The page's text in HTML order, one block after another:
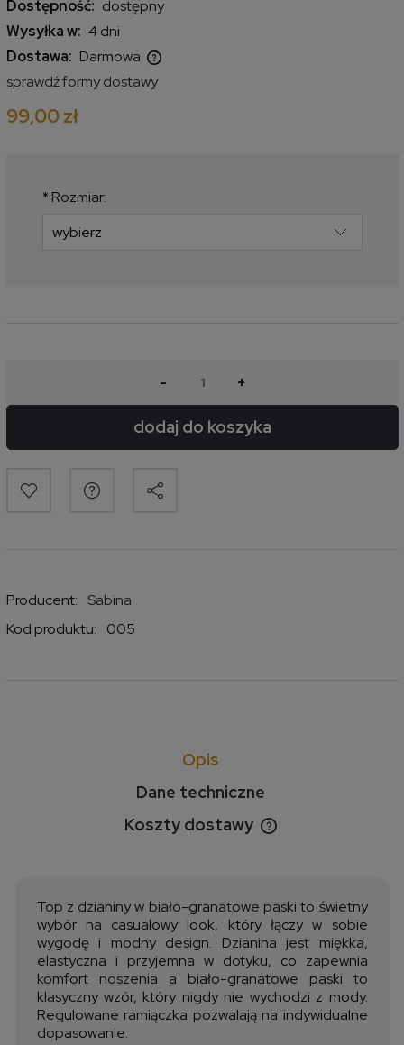
Dostępność: dostępny
Wysyłka w: 4 dni
Dostawa: Darmowa
Cena nie zawiera ewentualnych kosztów płatności
sprawdź formy dostawy
99,00 zł
* Rozmiar:
- +
dodaj do koszyka
Producent:
Sabina
Kod produktu:
005
Opis
Dane techniczne
Koszty dostawy
Cena nie zawiera ewentualnych kosztów płatności
Top z dzianiny w biało-granatowe paski to świetny
wybór na casualowy look, który łączy w sobie
wygodę i modny design. Dzianina jest miękka,
elastyczna i przyjemna w dotyku, co zapewnia
komfort noszenia a biało-granatowe paski to
klasyczny wzór, który nigdy nie wychodzi z mody.
Regulowane ramiączka pozwalają na indywidualne
dopasowanie.